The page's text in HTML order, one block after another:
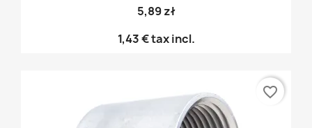
5,89 zł
1,43 €tax incl.
favorite_border